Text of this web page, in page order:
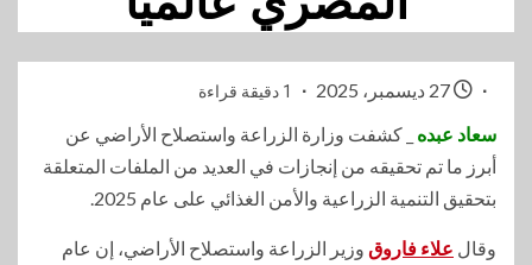
1 دقيقة قراءة
سعاد عبده _ كشفت وزارة الزراعة واستصلاح الأراضي عن
أبرز ما تم تحقيقه من إنجازات في العديد من الملفات المتعلقة
بتحقيق التنمية الزراعية والأمن الغذائي على عام 2025.
وقال علاء فاروق وزير الزراعة واستصلاح الأراضي، إن عام